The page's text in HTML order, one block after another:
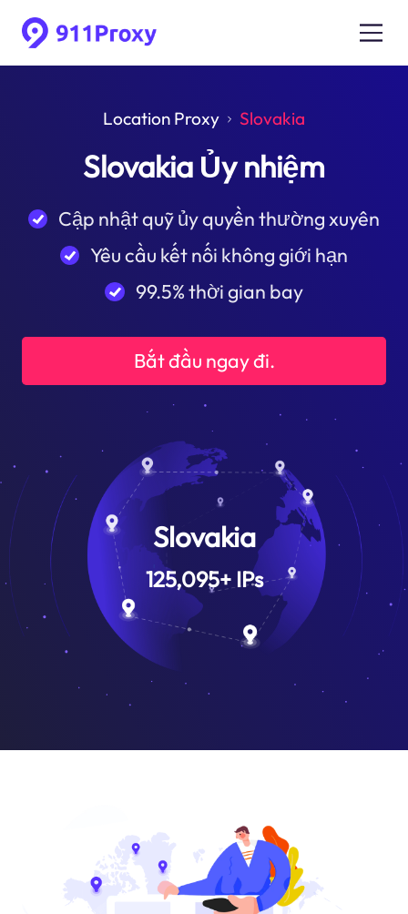
Location Proxy Slovakia
Slovakia Ủy nhiệm
Cập nhật quỹ ủy quyền thường xuyên
Yêu cầu kết nối không giới hạn
99.5% thời gian bay
Bắt đầu ngay đi.
Slovakia
125,095+IPs